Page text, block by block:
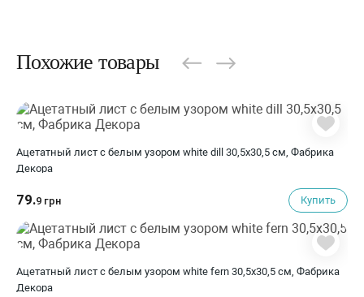
Похожие товары
Ацетатный лист с белым узором white dill 30,5х30,5 см, Фабрика
Декора
79.9 грн Купить
Ацетатный лист с белым узором white fern 30,5х30,5 см, Фабрика
Декора